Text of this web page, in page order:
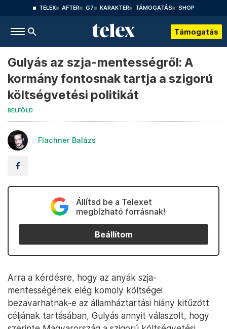
TELEX AFTER G7 KARAKTER TÁMOGATÁS SHOP
Támogatás
Gulyás az szja-mentességről: A
kormány fontosnak tartja a szigorú
költségvetési politikát
BELFÖLD
Flachner Balázs
Állítsd be a Telexet
megbízható forrásnak!
Beállítom
Arra a kérdésre, hogy az anyák szja-
mentességének elég komoly költségei
bezavarhatnak-e az államháztartási hiány kitűzött
céljának tartásában, Gulyás annyit válaszolt, hogy